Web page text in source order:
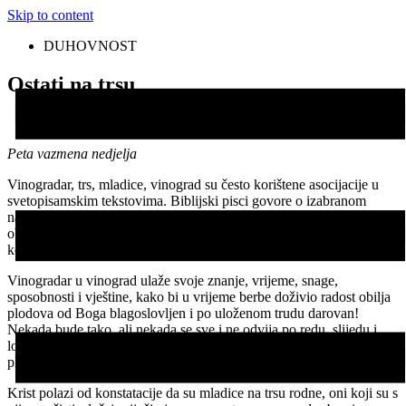
Skip to content
DUHOVNOST
Ostati na trsu
Peta vazmena nedjelja
Vinogradar, trs, mladice, vinograd su često korištene asocijacije u
svetopisamskim tekstovima. Biblijski pisci govore o izabranom
narodu kao o vinogradu Gospodnjem, o Jahvi koji vinograd čuva,
obrađuje i uživa u plodovima vinograda, a reže i izbacuje mladice
koje donose vinjagu (Iz 5,4).
Vinogradar u vinograd ulaže svoje znanje, vrijeme, snage,
sposobnosti i vještine, kako bi u vrijeme berbe doživio radost obilja
plodova od Boga blagoslovljen i po uloženom trudu darovan!
Nekada bude tako, ali nekada se sve i ne odvija po redu, slijedu i
logici. Ali, smisao vinograda je plod i radost zajedništva u kojem se
plodovi međusobno dijele.
Krist polazi od konstatacije da su mladice na trsu rodne, oni koji su s